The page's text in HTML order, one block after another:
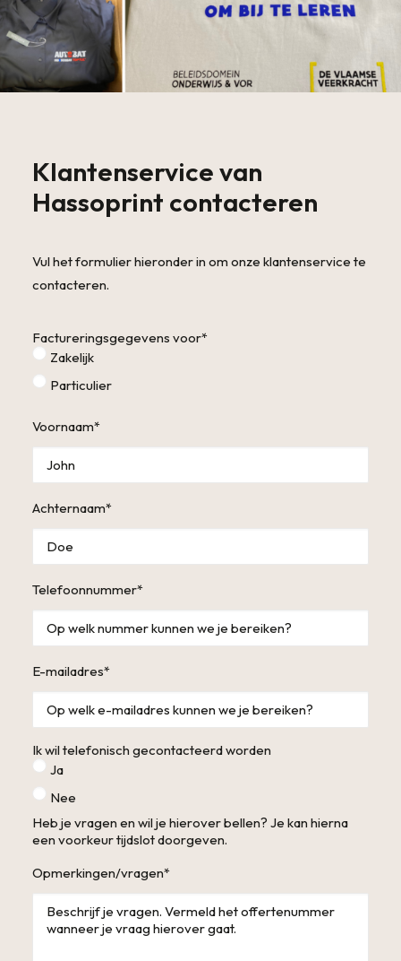
Klantenservice van
Hassoprint contacteren
Vul het formulier hieronder in om onze klantenservice te
contacteren.
Factureringsgegevens voor*
Zakelijk
Particulier
Voornaam*
Achternaam*
Telefoonnummer*
E-mailadres*
Ik wil telefonisch gecontacteerd worden
Ja
Nee
Heb je vragen en wil je hierover bellen? Je kan hierna
een voorkeur tijdslot doorgeven.
Opmerkingen/vragen*